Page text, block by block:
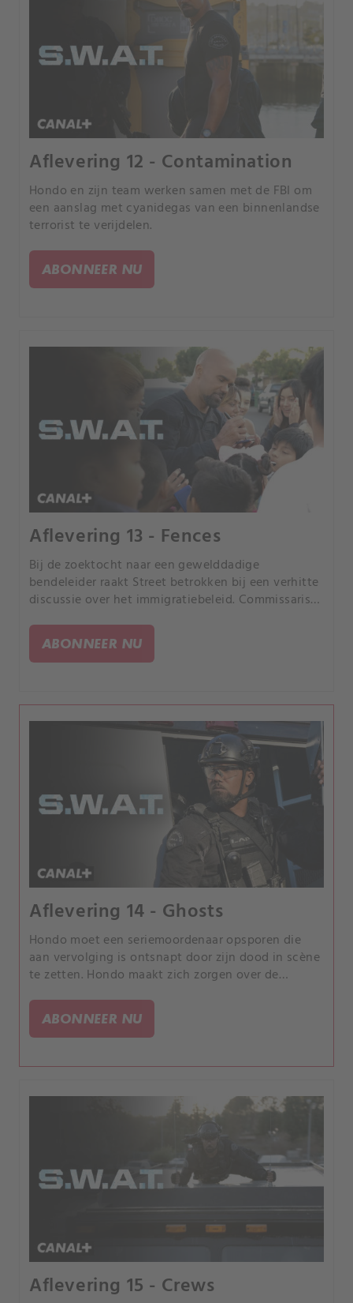
Aflevering 12 - Contamination
Hondo en zijn team werken samen met de FBI om
een aanslag met cyanidegas van een binnenlandse
terrorist te verijdelen.
ABONNEER NU
Aflevering 13 - Fences
Bij de zoektocht naar een gewelddadige
bendeleider raakt Street betrokken bij een verhitte
discussie over het immigratiebeleid. Commissaris
Hondo en Jessica.
ABONNEER NU
Aflevering 14 - Ghosts
Hondo moet een seriemoordenaar opsporen die
aan vervolging is ontsnapt door zijn dood in scène
te zetten. Hondo maakt zich zorgen over de
nadat die wordt ontslagen.
ABONNEER NU
Aflevering 15 - Crews